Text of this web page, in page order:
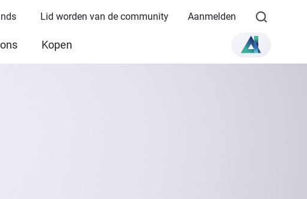
Lid worden van de community Aanmelden
Kopen